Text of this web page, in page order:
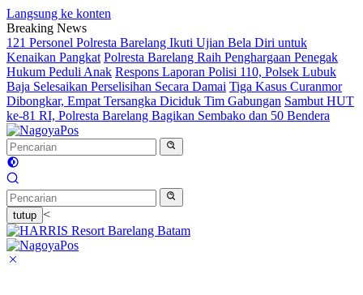
Langsung ke konten
Breaking News
121 Personel Polresta Barelang Ikuti Ujian Bela Diri untuk
Kenaikan Pangkat Polresta Barelang Raih Penghargaan Penegak
Hukum Peduli Anak Respons Laporan Polisi 110, Polsek Lubuk
Baja Selesaikan Perselisihan Secara Damai Tiga Kasus Curanmor
Dibongkar, Empat Tersangka Diciduk Tim Gabungan Sambut HUT
ke-81 RI, Polresta Barelang Bagikan Sembako dan 50 Bendera
tutup <